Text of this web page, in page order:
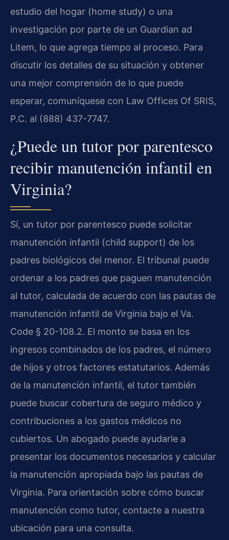
estudio del hogar (home study) o una
investigación por parte de un Guardian ad
Litem, lo que agrega tiempo al proceso. Para
discutir los detalles de su situación y obtener
una mejor comprensión de lo que puede
esperar, comuníquese con Law Offices Of SRIS,
P.C. al (888) 437-7747.
¿Puede un tutor por parentesco
recibir manutención infantil en
Virginia?
Sí, un tutor por parentesco puede solicitar
manutención infantil (child support) de los
padres biológicos del menor. El tribunal puede
ordenar a los padres que paguen manutención
al tutor, calculada de acuerdo con las pautas de
manutención infantil de Virginia bajo el Va.
Code § 20-108.2. El monto se basa en los
ingresos combinados de los padres, el número
de hijos y otros factores estatutarios. Además
de la manutención infantil, el tutor también
puede buscar cobertura de seguro médico y
contribuciones a los gastos médicos no
cubiertos. Un abogado puede ayudarle a
presentar los documentos necesarios y calcular
la manutención apropiada bajo las pautas de
Virginia. Para orientación sobre cómo buscar
manutención como tutor, contacte a nuestra
ubicación para una consulta.